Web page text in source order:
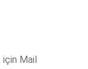
Mail